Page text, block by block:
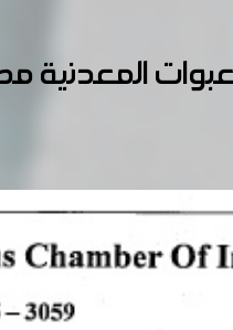
نصت بأن يكون العبوات